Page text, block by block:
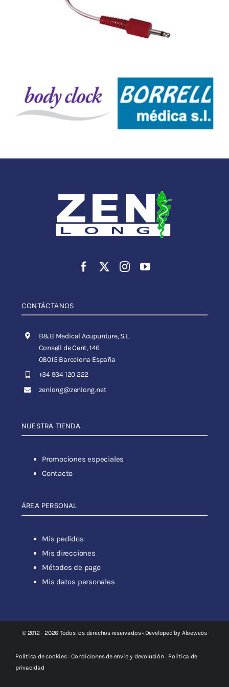
CONTÁCTANOS
B&B Medical Acupunture, S.L.
Consell de Cent, 146
08015 Barcelona España
+34 934 120 222
zenlong@zenlong.net
NUESTRA TIENDA
Promociones especiales
Contacto
ÁREA PERSONAL
Mis pedidos
Mis direcciones
Métodos de pago
Mis datos personales
© 2012 - 2026 Todos los derechos reservados • Developed by Aloewebs
Política de cookies|Condiciones de envío y devolución| Política de
privacidad